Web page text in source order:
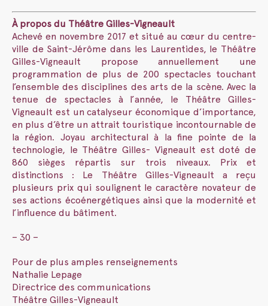
À propos du Théâtre Gilles-Vigneault
Achevé en novembre 2017 et situé au cœur du centre-
ville de Saint-Jérôme dans les Laurentides, le Théâtre
Gilles-Vigneault propose annuellement une
programmation de plus de 200 spectacles touchant
l’ensemble des disciplines des arts de la scène. Avec la
tenue de spectacles à l’année, le Théâtre Gilles-
Vigneault est un catalyseur économique d’importance,
en plus d’être un attrait touristique incontournable de
la région. Joyau architectural à la fine pointe de la
technologie, le Théâtre Gilles- Vigneault est doté de
860 sièges répartis sur trois niveaux. Prix et
distinctions : Le Théâtre Gilles-Vigneault a reçu
plusieurs prix qui soulignent le caractère novateur de
ses actions écoénergétiques ainsi que la modernité et
l’influence du bâtiment.
– 30 –
Pour de plus amples renseignements
Nathalie Lepage
Directrice des communications
Théâtre Gilles-Vigneault